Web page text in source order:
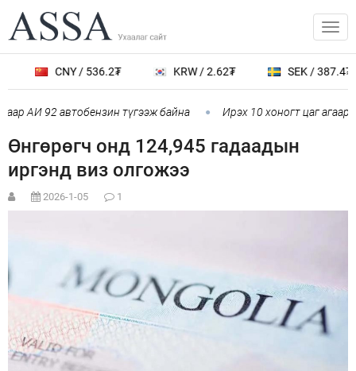
CNY / 536.2₮ KRW / 2.62₮ SEK / 387.4₮
АИ 92 автобензин түгээж байна Ирэх 10 хоногт цаг агаар
Өнгөрөгч онд 124,945 гадаадын
иргэнд виз олгожээ
2026-1-05 1